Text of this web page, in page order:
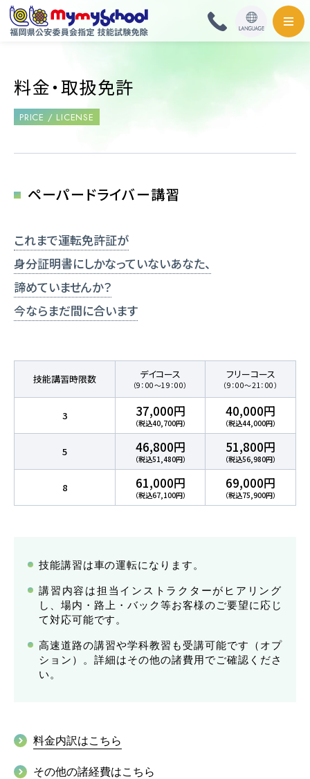
料金・取扱免許
普通自動車
準中型自動車
中型自動車
受験資格特例教習
ペーパードライバー講習
ペーパーライダー講習
免許取得までの流れ
お支払方法について
各校紹介
料金・取扱免許
PRICE / LICENSE
ペーパードライバー講習
これまで運転免許証が
身分証明書にしかなっていないあなた、
諦めていませんか？
今ならまだ間に合います
技能講習時限数 デイコース
（9：00～19：00）
フリーコース
（9：00～21：00）
3 37,000円
（税込40,700円）
40,000円
（税込44,000円）
5 46,800円
（税込51,480円）
51,800円
（税込56,980円）
8 61,000円
（税込67,100円）
69,000円
（税込75,900円）
技能講習は車の運転になります。
講習内容は担当インストラクターがヒアリング
し、場内・路上・バック等お客様のご要望に応じ
て対応可能です。
高速道路の講習や学科教習も受講可能です（オプ
ション）。詳細はその他の諸費用でご確認くださ
い。
料金内訳はこちら
その他の諸経費はこちら